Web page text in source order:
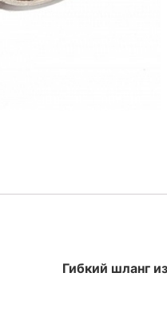
Гибкий шланг